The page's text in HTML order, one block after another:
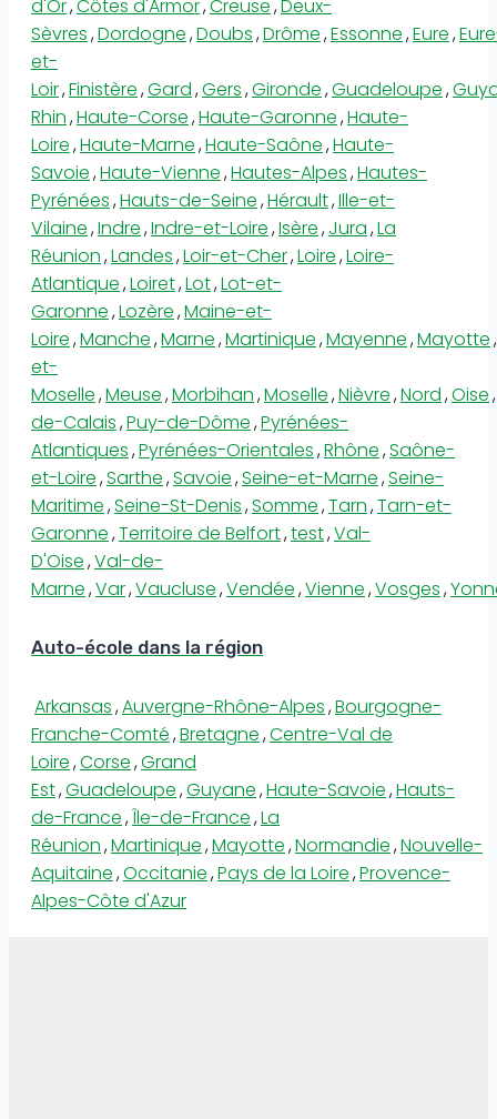
d'Or,Côtes d'Armor,Creuse, Deux-
Sèvres,Dordogne,Doubs,Drôme,Essonne,Eure,
et-
Loir,Finistère,Gard,Gers,Gironde,Guadeloupe,
Rhin,Haute-Corse,Haute-Garonne,Haute-
Loire,Haute-Marne,Haute-Saône,Haute-
Savoie,Haute-Vienne,Hautes-Alpes,Hautes-
Pyrénées,Hauts-de-Seine,Hérault,Ille-et-
Vilaine,Indre,Indre-et-Loire,Isère,Jura,La
Réunion,Landes,Loir-et-Cher,Loire,Loire-
Atlantique,Loiret,Lot,Lot-et-
Garonne,Lozère,Maine-et-
Loire,Manche,Marne,Martinique,Mayenne,Mayotte,
et-
Moselle,Meuse,Morbihan,Moselle,Nièvre,Nord,Oise,
de-Calais,Puy-de-Dôme,Pyrénées-
Atlantiques,Pyrénées-Orientales,Rhône,Saône-
et-Loire,Sarthe,Savoie,Seine-et-Marne,Seine-
Maritime,Seine-St-Denis,Somme,Tarn,Tarn-et-
Garonne,Territoire de Belfort,test,Val-
D'Oise,Val-de-
Marne,Var,Vaucluse,Vendée,Vienne,Vosges,
Auto-école dans la région
Arkansas,Auvergne-Rhône-Alpes,Bourgogne-
Franche-Comté,Bretagne,Centre-Val de
Loire,Corse,Grand
Est,Guadeloupe,Guyane,Haute-Savoie,Hauts-
de-France,Île-de-France,La
Réunion,Martinique,Mayotte,Normandie,Nouvelle-
Aquitaine,Occitanie,Pays de la Loire,Provence-
Alpes-Côte d'Azur